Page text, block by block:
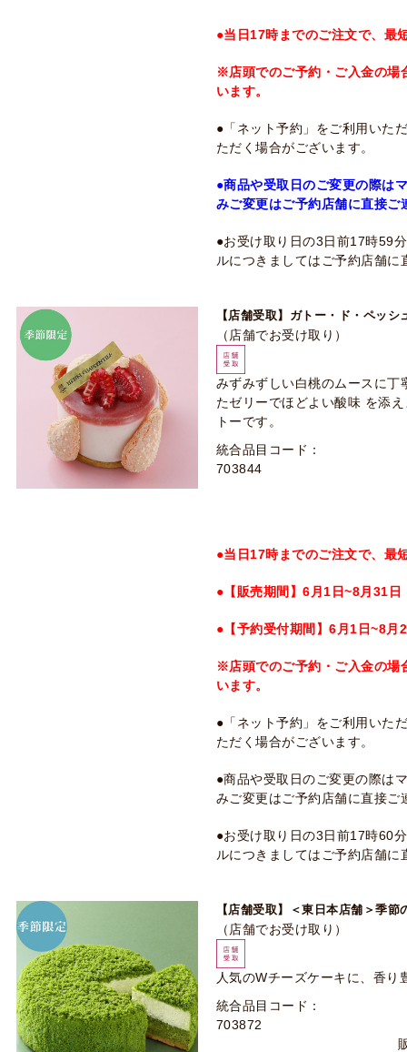
●当日17時までのご注文で、最
※店頭でのご予約・ご入金の場
います。
●「ネット予約」をご利用いた
ただく場合がございます。
●商品や受取日のご変更の際は
みご変更はご予約店舗に直接ご
●お受け取り日の3日前17時59
ルにつきましてはご予約店舗に
【店舗受取】ガトー・ド・ペッシ
（店舗でお受け取り）
みずみずしい白桃のムースに
たゼリーでほどよい酸味 を添
トーです。
統合品目コード：
703844
●当日17時までのご注文で、最
●【販売期間】6月1日~8月31日
●【予約受付期間】6月1日~8月
※店頭でのご予約・ご入金の場
います。
●「ネット予約」をご利用いた
ただく場合がございます。
●商品や受取日のご変更の際は
みご変更はご予約店舗に直接ご
●お受け取り日の3日前17時60
ルにつきましてはご予約店舗に
【店舗受取】＜東日本店舗＞季
（店舗でお受け取り）
人気のWチーズケーキに、香
統合品目コード：
703872